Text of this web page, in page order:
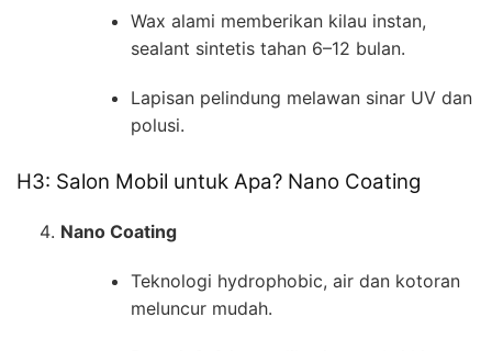
Wax alami memberikan kilau instan,
sealant sintetis tahan 6–12 bulan.
Lapisan pelindung melawan sinar UV dan
polusi.
H3: Salon Mobil untuk Apa? Nano Coating
Nano Coating
Teknologi hydrophobic, air dan kotoran
meluncur mudah.